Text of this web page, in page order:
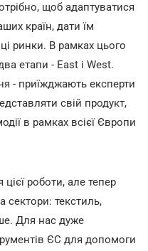
щоб адаптуватися
країн, дати їм
ринки. В рамках цього
етапи - East і West.
- приїжджають експерти
свій продукт,
в рамках всієї Європи
роботи, але тепер
сектори: текстиль,
Для нас дуже
ЄС для допомоги